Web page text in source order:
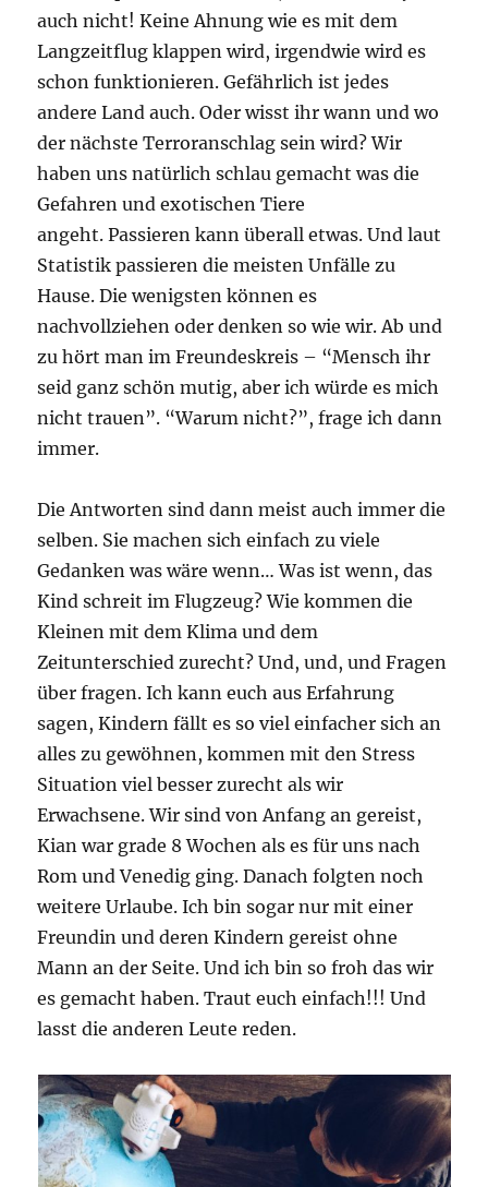
auch nicht! Keine Ahnung wie es mit dem
Langzeitflug klappen wird, irgendwie wird es
schon funktionieren. Gefährlich ist jedes
andere Land auch. Oder wisst ihr wann und wo
der nächste Terroranschlag sein wird? Wir
haben uns natürlich schlau gemacht was die
Gefahren und exotischen Tiere
angeht. Passieren kann überall etwas. Und laut
Statistik passieren die meisten Unfälle zu
Hause. Die wenigsten können es
nachvollziehen oder denken so wie wir. Ab und
zu hört man im Freundeskreis – “Mensch ihr
seid ganz schön mutig, aber ich würde es mich
nicht trauen”. “Warum nicht?”, frage ich dann
immer.
Die Antworten sind dann meist auch immer die
selben. Sie machen sich einfach zu viele
Gedanken was wäre wenn… Was ist wenn, das
Kind schreit im Flugzeug? Wie kommen die
Kleinen mit dem Klima und dem
Zeitunterschied zurecht? Und, und, und Fragen
über fragen. Ich kann euch aus Erfahrung
sagen, Kindern fällt es so viel einfacher sich an
alles zu gewöhnen, kommen mit den Stress
Situation viel besser zurecht als wir
Erwachsene. Wir sind von Anfang an gereist,
Kian war grade 8 Wochen als es für uns nach
Rom und Venedig ging. Danach folgten noch
weitere Urlaube. Ich bin sogar nur mit einer
Freundin und deren Kindern gereist ohne
Mann an der Seite. Und ich bin so froh das wir
es gemacht haben. Traut euch einfach!!! Und
lasst die anderen Leute reden.